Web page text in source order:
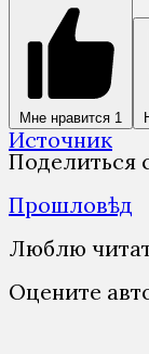
Мне нравится 1
Источник
Поделиться
Прошловѣд
Люблю
Оцените